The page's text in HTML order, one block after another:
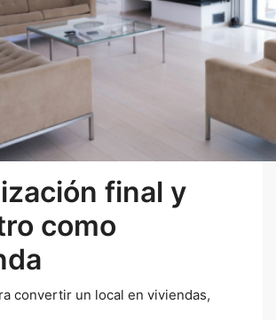
final y
como
convertir un local en viviendas,